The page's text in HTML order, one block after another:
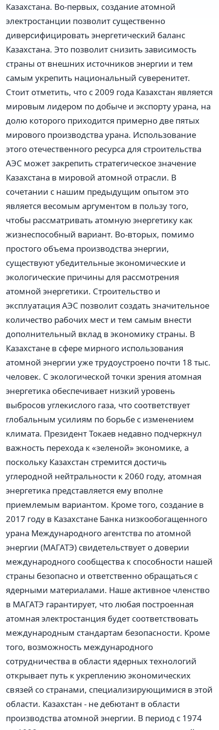
Казахстана. Во-первых, создание атомной
электростанции позволит существенно
диверсифицировать энергетический баланс
Казахстана. Это позволит снизить зависимость
страны от внешних источников энергии и тем
самым укрепить национальный суверенитет.
Стоит отметить, что с 2009 года Казахстан является
мировым лидером по добыче и экспорту урана, на
долю которого приходится примерно две пятых
мирового производства урана. Использование
этого отечественного ресурса для строительства
АЭС может закрепить стратегическое значение
Казахстана в мировой атомной отрасли. В
сочетании с нашим предыдущим опытом это
является весомым аргументом в пользу того,
чтобы рассматривать атомную энергетику как
жизнеспособный вариант. Во-вторых, помимо
простого объема производства энергии,
существуют убедительные экономические и
экологические причины для рассмотрения
атомной энергетики. Строительство и
эксплуатация АЭС позволит создать значительное
количество рабочих мест и тем самым внести
дополнительный вклад в экономику страны. В
Казахстане в сфере мирного использования
атомной энергии уже трудоустроено почти 18 тыс.
человек. С экологической точки зрения атомная
энергетика обеспечивает низкий уровень
выбросов углекислого газа, что соответствует
глобальным усилиям по борьбе с изменением
климата. Президент Токаев недавно подчеркнул
важность перехода к «зеленой» экономике, а
поскольку Казахстан стремится достичь
углеродной нейтральности к 2060 году, атомная
энергетика представляется ему вполне
приемлемым вариантом. Кроме того, создание в
2017 году в Казахстане Банка низкообогащенного
урана Международного агентства по атомной
энергии (МАГАТЭ) свидетельствует о доверии
международного сообщества к способности нашей
страны безопасно и ответственно обращаться с
ядерными материалами. Наше активное членство
в МАГАТЭ гарантирует, что любая построенная
атомная электростанция будет соответствовать
международным стандартам безопасности. Кроме
того, возможность международного
сотрудничества в области ядерных технологий
открывает путь к укреплению экономических
связей со странами, специализирующимися в этой
области. Казахстан - не дебютант в области
производства атомной энергии. В период с 1974